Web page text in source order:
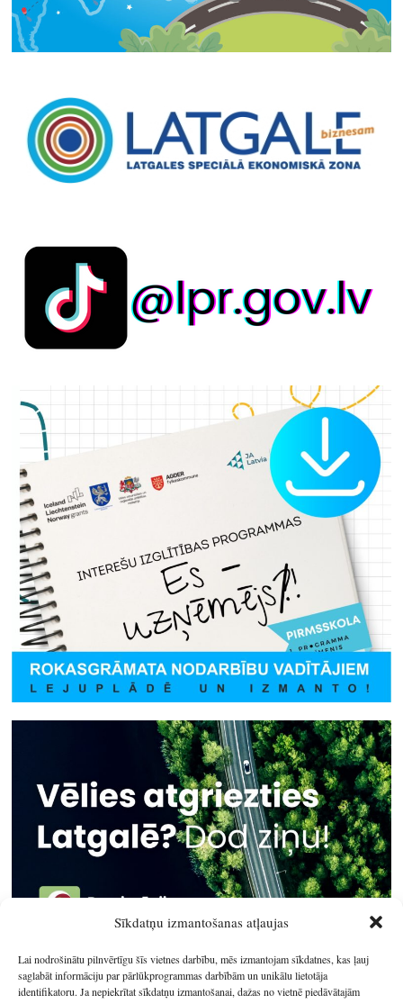
Sīkdatņu izmantošanas atļaujas
Lai nodrošinātu pilnvērtīgu šīs vietnes darbību, mēs izmantojam sīkdatnes, kas ļauj
saglabāt informāciju par pārlūkprogrammas darbībām un unikālu lietotāja
identifikatoru. Ja nepiekrītat sīkdatņu izmantošanai, dažas no vietnē piedāvātajām